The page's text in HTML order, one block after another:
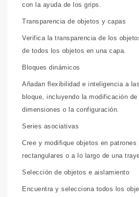
con la ayuda de los grips.
Transparencia de objetos y capas
Verifica la transparencia de los
de todos los objetos en una capa.
Bloques dinámicos
Añadan flexibilidad e inteligencia a
bloque, incluyendo la modificación
dimensiones o la configuración.
Series asociativas
Cree y modifique objetos en patrones
rectangulares o a lo largo de una
Selección de objetos e aislamiento
Encuentra y selecciona todos los